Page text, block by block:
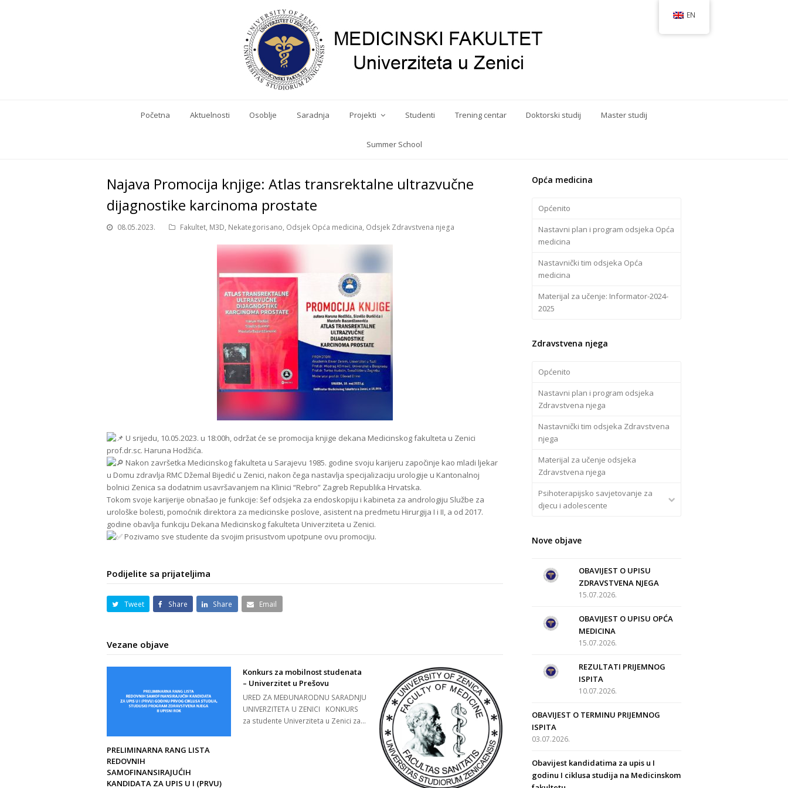
Početna Aktuelnosti Osoblje Saradnja Projekti Studenti Trening centar Doktorski studij Master studij
Summer School
Najava Promocija knjige: Atlas transrektalne ultrazvučne
dijagnostike karcinoma prostate
08.05.2023. Fakultet, M3D, Nekategorisano, Odsjek Opća medicina, Odsjek Zdravstvena njega
U srijedu, 10.05.2023. u 18:00h, održat će se promocija knjige dekana Medicinskog fakulteta u Zenici
prof.dr.sc. Haruna Hodžića.
Nakon završetka Medicinskog fakulteta u Sarajevu 1985. godine svoju karijeru započinje kao mladi ljekar
u Domu zdravlja RMC Džemal Bijedić u Zenici, nakon čega nastavlja specijalizaciju urologije u Kantonalnoj
bolnici Zenica sa dodatnim usavršavanjem na Klinici “Rebro” Zagreb Republika Hrvatska.
Tokom svoje karijerije obnašao je funkcije: šef odsjeka za endoskopiju i kabineta za andrologiju Službe za
urološke bolesti, pomoćnik direktora za medicinske poslove, asistent na predmetu Hirurgija I i II, a od 2017.
godine obavlja funkciju Dekana Medicinskog fakulteta Univerziteta u Zenici.
Pozivamo sve studente da svojim prisustvom upotpune ovu promociju.
Podijelite sa prijateljima
Tweet Share Share Email
Vezane objave
PRELIMINARNA RANG LISTA
REDOVNIH
SAMOFINANSIRAJUĆIH
KANDIDATA ZA UPIS U I (PRVU)
Konkurs za mobilnost studenata
– Univerzitet u Prešovu
URED ZA MEĐUNARODNU SARADNJU
UNIVERZITETA U ZENICI KONKURS
za studente Univerziteta u Zenici za…
Opća medicina
Općenito
Nastavni plan i program odsjeka Opća
medicina
Nastavnički tim odsjeka Opća
medicina
Materijal za učenje: Informator-2024-
2025
Zdravstvena njega
Općenito
Nastavni plan i program odsjeka
Zdravstvena njega
Nastavnički tim odsjeka Zdravstvena
njega
Materijal za učenje odsjeka
Zdravstvena njega
Psihoterapijsko savjetovanje za
djecu i adolescente
Nove objave
OBAVIJEST O UPISU
ZDRAVSTVENA NJEGA
15.07.2026.
OBAVIJEST O UPISU OPĆA
MEDICINA
15.07.2026.
REZULTATI PRIJEMNOG
ISPITA
10.07.2026.
OBAVIJEST O TERMINU PRIJEMNOG
ISPITA
03.07.2026.
Obavijest kandidatima za upis u I
godinu I ciklusa studija na Medicinskom
EN